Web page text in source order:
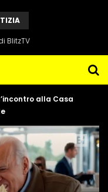
BlitzTV
alla Casa